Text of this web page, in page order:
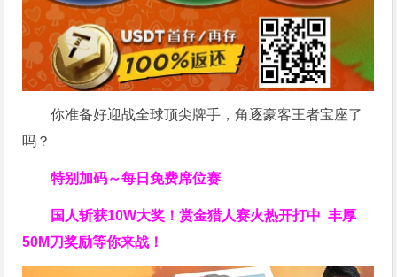
你准备好迎战全球顶尖牌手，角逐豪客王者宝座了
吗？
特别加码～每日免费席位赛
国人斩获10W大奖！赏金猎人赛火热开打中 丰厚
50M刀奖励等你来战！